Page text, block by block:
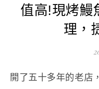
值高!現烤鰻
理，
開了五十多年的老店，肥前屋鰻魚飯一直是我的口